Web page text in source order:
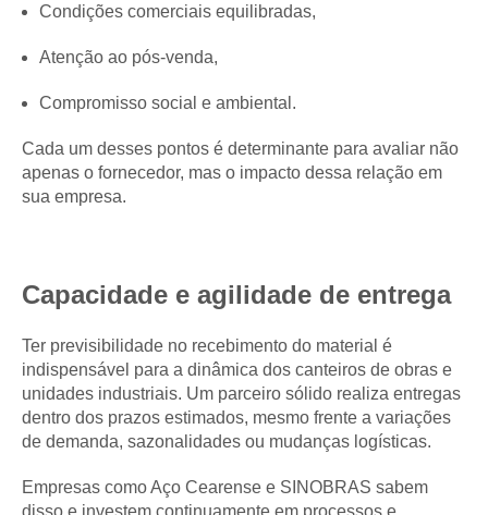
Condições comerciais equilibradas,
Atenção ao pós-venda,
Compromisso social e ambiental.
Cada um desses pontos é determinante para avaliar não
apenas o fornecedor, mas o impacto dessa relação em
sua empresa.
Capacidade e agilidade de entrega
Ter previsibilidade no recebimento do material é
indispensável para a dinâmica dos canteiros de obras e
unidades industriais. Um parceiro sólido realiza entregas
dentro dos prazos estimados, mesmo frente a variações
de demanda, sazonalidades ou mudanças logísticas.
Empresas como Aço Cearense e SINOBRAS sabem
disso e investem continuamente em processos e